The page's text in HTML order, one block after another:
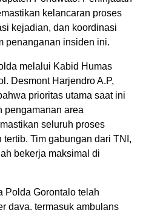
kelancaran proses
kejadian, dan koordinasi
penanganan insiden ini.
melalui Kabid Humas
Desmont Harjendro A.P,
prioritas utama saat ini
pengamanan area
seluruh proses
Tim gabungan dari TNI,
bekerja maksimal di
Polda Gorontalo telah
daya, termasuk ambulans